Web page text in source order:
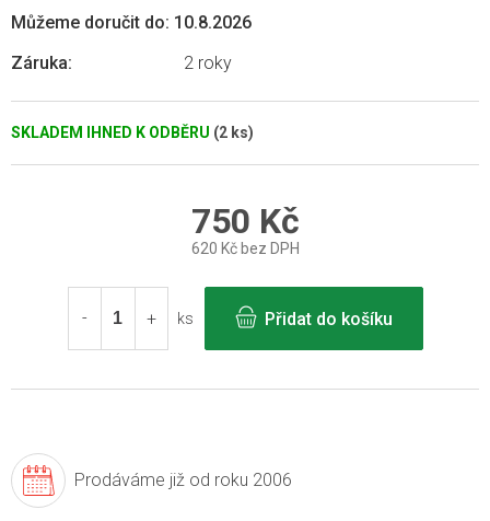
SKLADEM IHNED K ODBĚRU (2 ks)
Můžeme doručit do: 10.8.2026
Záruka: 2 roky
750 Kč
620 Kč bez DPH
cena:
ks
Přidat do košíku
Prodáváme již od roku 2006